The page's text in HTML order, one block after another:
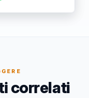
correlati